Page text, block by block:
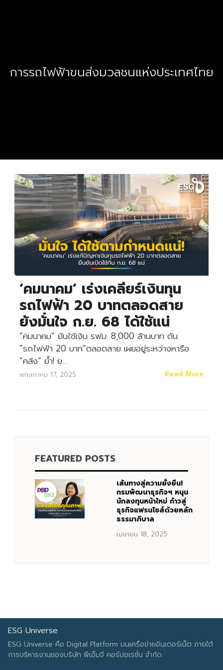
Search
Search
การรถไฟฟ้าขนส่งมวลชนแห่งประเทศไทย
‘คมนาคม’ เร่งเคลียร์เงินทุน
รถไฟฟ้า 20 บาทตลอดสาย
ยังมั่นใจ ก.ย. 68 ได้ใช้แน่
“คมนาคม” ยันใช้เงิน รฟม. 8,000 ล้านบาท ดัน
“รถไฟฟ้า 20 บาท”ตลอดสาย เผยอยู่ระหว่างหารือ
“คลัง” ย้ำ! ย…
พฤษภาคม 17, 2025 Read More
FEATURED POSTS
เส้นทางสู่ความยั่งยืน!
กรมพัฒนาธุรกิจฯ หนุน
นักลงทุนหน้าใหม่ ก้าวสู่
ธุรกิจแฟรนไชส์ด้วยหลัก
ธรรมาภิบาล
เมษายน 18, 2025
ESG Universe
ESG Universe คือ Digital Platform บนเครือข่ายอินเตอร์เน็ต ภายใต้
การบริหารงานของบริษัท พีเอ็มจี คอร์ปอเรชั่น จำกัด